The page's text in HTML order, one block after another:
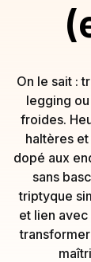
On le sait :
legging
froides.
haltères
dopé aux
sans
triptyque
et lien